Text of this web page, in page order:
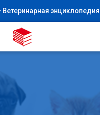
Ветеринарная энциклопедия